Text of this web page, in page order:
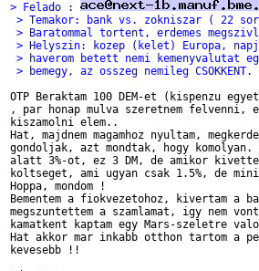
> Felado :
> Temakor: bank vs. zokniszar ( 22
> Baratommal tortent, erdemes
> Helyszin: kozep (kelet) Europa,
> haverom betett nemi kemenyvalutat
> bemegy, az osszeg nemileg CSOKKENT.
OTP Beraktam 100 DEM-et (kispenzu
, par honap mulva szeretnem felvenni,
kiszamolni elem..
Hat, majdnem magamhoz nyultam,
gondoljak, azt mondtak, hogy
alatt 3%-ot, ez 3 DM, de amikor
koltseget, ami ugyan csak 1.5%, de
Hoppa, mondom !
Bementem a fiokvezetohoz, kivertam
megszuntettem a szamlamat, igy nem
kamatkent kaptam egy Mars-szeletre
Hat akkor mar inkabb otthon tartom a
kevesebb !!